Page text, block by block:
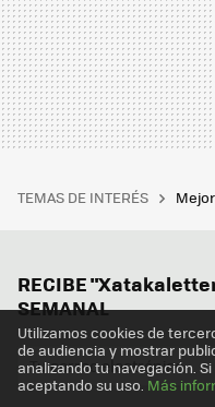
TEMAS DE INTERÉS
RECIBE
SEMANAL
Utilizamos cookies de
de audiencia y mostrar
analizando tu navegación.
aceptando su uso. Más